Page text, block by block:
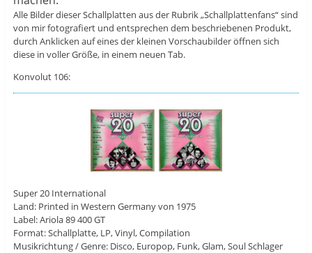
Alle Bilder dieser Schallplatten aus der Rubrik „Schallplattenfans“ sind
von mir fotografiert und entsprechen dem beschriebenen Produkt,
durch Anklicken auf eines der kleinen Vorschaubilder öffnen sich
diese in voller Größe, in einem neuen Tab.
Konvolut 106:
Super 20 International
Land: Printed in Western Germany von 1975
Label: Ariola 89 400 GT
Format: Schallplatte, LP, Vinyl, Compilation
Musikrichtung / Genre: Disco, Europop, Funk, Glam, Soul Schlager